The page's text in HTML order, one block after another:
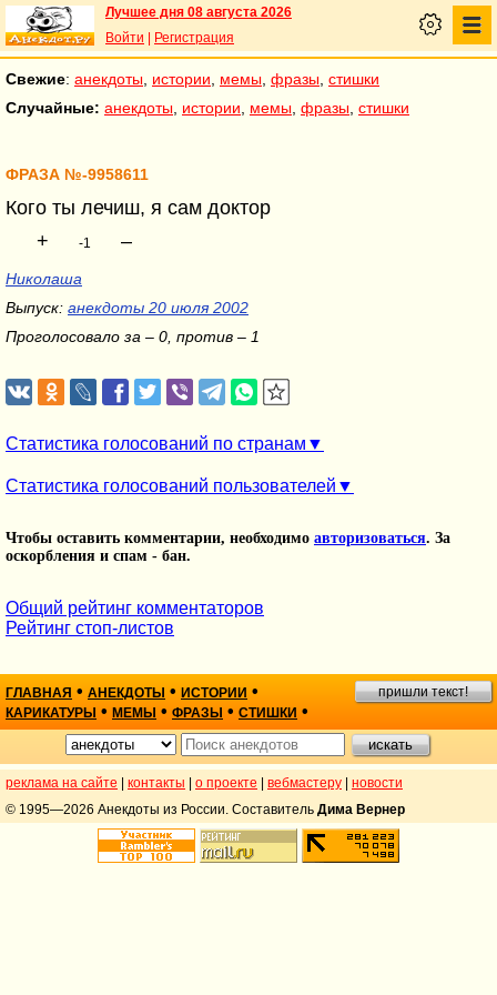
Лучшее дня 08 августа 2026
Войти
Регистрация
Свежие: анекдоты истории мемы фразы стишки
Случайные: анекдоты истории мемы фразы стишки
ФРАЗА №-9958611
Кого ты лечиш, я сам доктор
+
-1 –
Николаша
Выпуск: анекдоты 20 июля 2002
Проголосовало за – 0, против – 1
Статистика голосований по странам
Статистика голосований пользователей
Чтобы оставить комментарии, необходимо авторизоваться. За
оскорбления и спам - бан.
Общий рейтинг комментаторов
Рейтинг стоп-листов
ГЛАВНАЯ • АНЕКДОТЫ • ИСТОРИИ •
КАРИКАТУРЫ • МЕМЫ • ФРАЗЫ • СТИШКИ •
пришли текст!
реклама на сайте контакты о проекте вебмастеру
новости
© 1995—2026 Анекдоты из России. Составитель Дима Вернер